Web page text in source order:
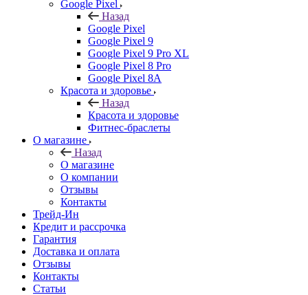
Google Pixel
Назад
Google Pixel
Google Pixel 9
Google Pixel 9 Pro XL
Google Pixel 8 Pro
Google Pixel 8A
Красота и здоровье
Назад
Красота и здоровье
Фитнес-браслеты
О магазине
Назад
О магазине
О компании
Отзывы
Контакты
Трейд-Ин
Кредит и рассрочка
Гарантия
Доставка и оплата
Отзывы
Контакты
Статьи